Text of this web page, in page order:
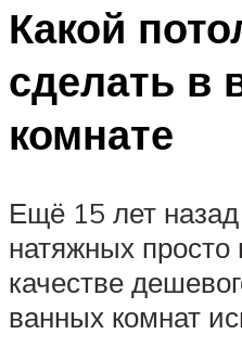
Какой
сделать в
комнате
Ещё 15 лет
натяжных просто
качестве
ванных комнат